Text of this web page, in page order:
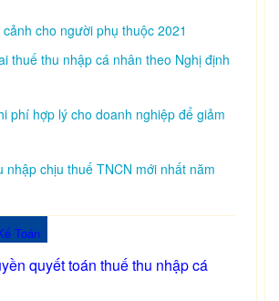
cho người phụ thuộc 2021
thuế thu nhập cá nhân theo Nghị định
phí hợp lý cho doanh nghiệp để giảm
nhập chịu thuế TNCN mới nhất năm
Toán
quyết toán thuế thu nhập cá